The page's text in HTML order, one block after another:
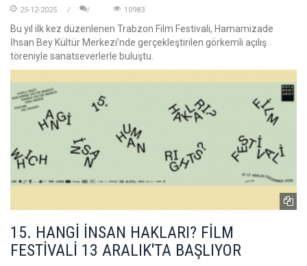
25-12-2025 10983
Bu yıl ilk kez düzenlenen Trabzon Film Festivali, Hamamizade
İhsan Bey Kültür Merkezi’nde gerçekleştirilen görkemli açılış
töreniyle sanatseverlerle buluştu.
15. HANGİ İNSAN HAKLARI? FİLM
FESTİVALİ 13 ARALIK'TA BAŞLIYOR